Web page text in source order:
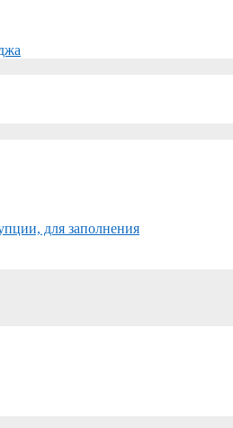
для заполнения